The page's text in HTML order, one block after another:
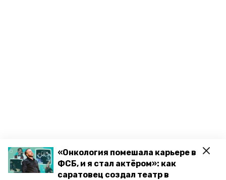
«Онкология помешала карьере в
ФСБ, и я стал актёром»: как
саратовец создал театр в